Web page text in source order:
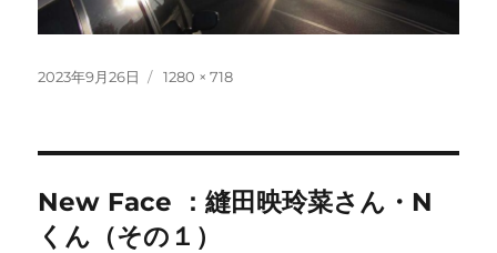
投
2023年9月26日
フ
1280 × 718
稿
New Face ：縫田映玲菜さん・N
くん（その１）